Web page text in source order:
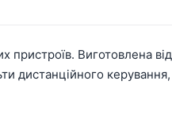
пристроїв. Виготовлена
дистанційного